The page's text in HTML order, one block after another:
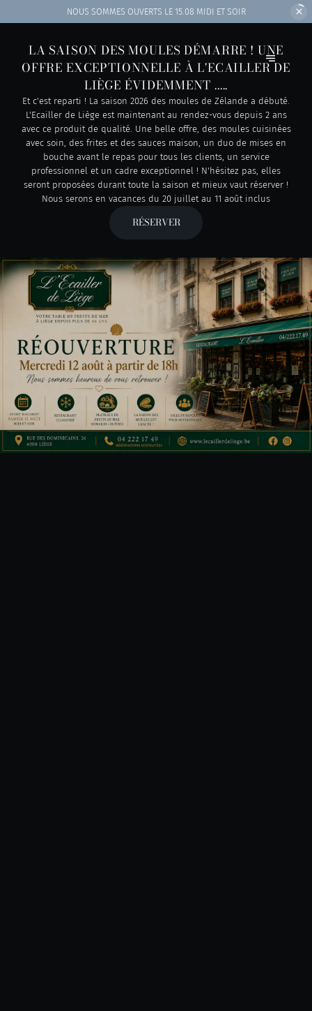
NOUS SOMMES OUVERTS LE 15.08 MIDI ET SOIR
LA SAISON DES MOULES DÉMARRE ! UNE
OFFRE EXCEPTIONNELLE À L'ECAILLER DE
LIÈGE ÉVIDEMMENT .....
Et c'est reparti ! La saison 2026 des moules de Zélande a débuté.
L'Ecailler de Liège est maintenant au rendez-vous depuis 2 ans
avec ce produit de qualité. Une belle offre, des moules cuisinées
avec soin, des frites et des sauces maison, un duo de mises en
bouche avant le repas pour tous les clients, un service
professionnel et un cadre exceptionnel ! N'hésitez pas, elles
seront proposées durant toute la saison et mieux vaut réserver !
Nous serons en vacances du 20 juillet au 11 août inclus
RÉSERVER